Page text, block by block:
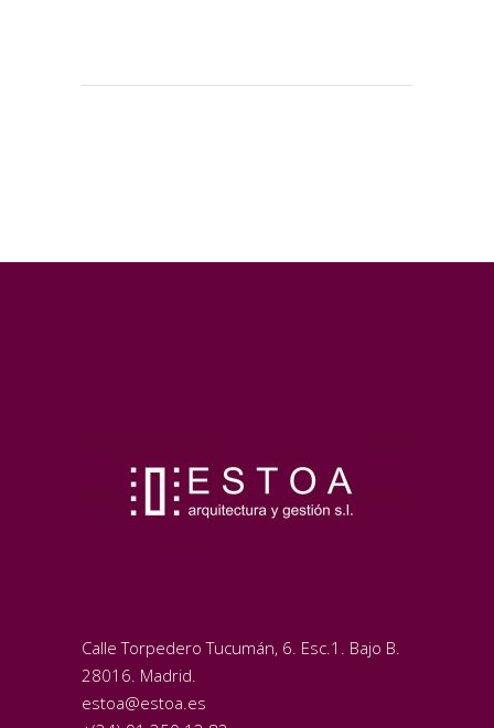
Calle Torpedero Tucumán, 6. Esc.1. Bajo B.
28016. Madrid.
estoa@estoa.es